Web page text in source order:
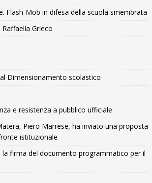
Flash-Mob in difesa della scuola smembrata
Grieco
Dimensionamento scolastico
e resistenza a pubblico ufficiale
Piero Marrese, ha inviato una proposta
istituzionale
firma del documento programmatico per il